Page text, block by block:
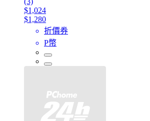
$1,024
$1,280
折價券
P幣